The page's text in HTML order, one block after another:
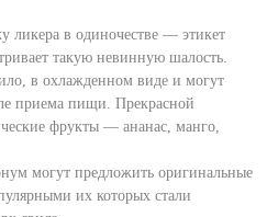
ликера в одиночестве — этикет
такую невинную шалость.
в охлажденном виде и могут
приема пищи. Прекрасной
фрукты — ананас, манго,
могут предложить оригинальные
их которых стали